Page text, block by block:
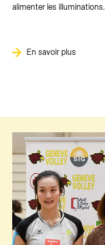
alimenter les illuminations.
En savoir plus